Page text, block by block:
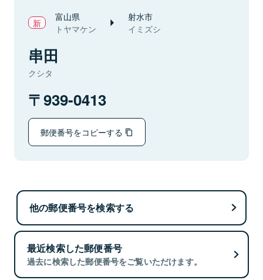
富山県
トヤマケン
射水市
イミズシ
串田
クシタ
939-0413
郵便番号をコピーする
他の郵便番号を検索する
最近検索した郵便番号
過去に検索した郵便番号をご覧いただけます。